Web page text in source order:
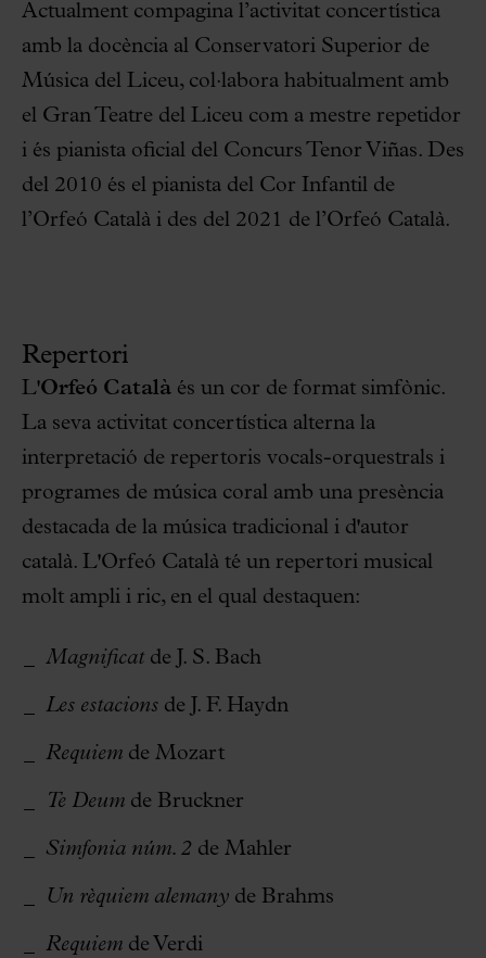
Actualment compagina l’activitat concertística
amb la docència al Conservatori Superior de
Música del Liceu, col·labora habitualment amb
el Gran Teatre del Liceu com a mestre repetidor
i és pianista oficial del Concurs Tenor Viñas. Des
del 2010 és el pianista del Cor Infantil de
l’Orfeó Català i des del 2021 de l’Orfeó Català.
Repertori
L'Orfeó Català és un cor de format simfònic.
La seva activitat concertística alterna la
interpretació de repertoris vocals-orquestrals i
programes de música coral amb una presència
destacada de la música tradicional i d'autor
català. L'Orfeó Català té un repertori musical
molt ampli i ric, en el qual destaquen:
Magnificat de J. S. Bach
Les estacions de J. F. Haydn
Requiem de Mozart
Te Deum de Bruckner
Simfonia núm. 2 de Mahler
Un rèquiem alemany de Brahms
Requiem de Verdi